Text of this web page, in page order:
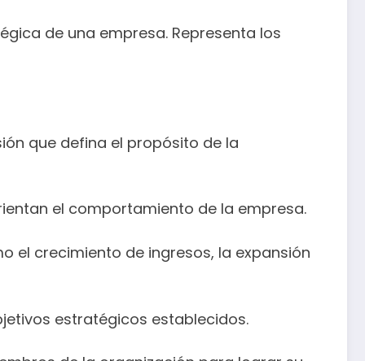
de una empresa. Representa los
que defina el propósito de la
el comportamiento de la empresa.
el crecimiento de ingresos, la expansión
estratégicos establecidos.